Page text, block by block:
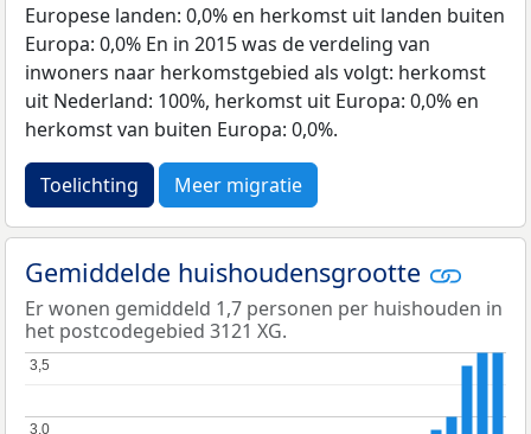
Europese landen: 0,0% en herkomst uit landen buiten
Europa: 0,0% En in 2015 was de verdeling van
inwoners naar herkomstgebied als volgt: herkomst
uit Nederland: 100%, herkomst uit Europa: 0,0% en
herkomst van buiten Europa: 0,0%.
Toelichting Meer migratie
Gemiddelde huishoudensgrootte
Er wonen gemiddeld 1,7 personen per huishouden in
het postcodegebied 3121 XG.
3,0
3,0
3,5
3,5